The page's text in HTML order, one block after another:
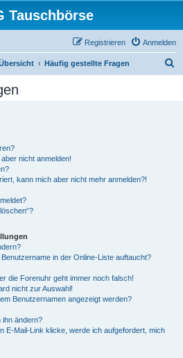
Tauschbörse
Anmelden
Registrieren
Häufig gestellte Fragen
nicht anmelden!
kann mich aber nicht mehr anmelden?!
in der Online-Liste auftaucht?
die Forenuhr geht immer noch falsch!
nicht zur Auswahl!
Benutzernamen angezeigt werden?
ihn ändern?
E-Mail-Link klicke, werde ich aufgefordert, mich